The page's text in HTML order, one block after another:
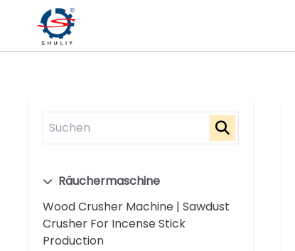
Räuchermaschine
Wood Crusher Machine | Sawdust
Crusher For Incense Stick
Production